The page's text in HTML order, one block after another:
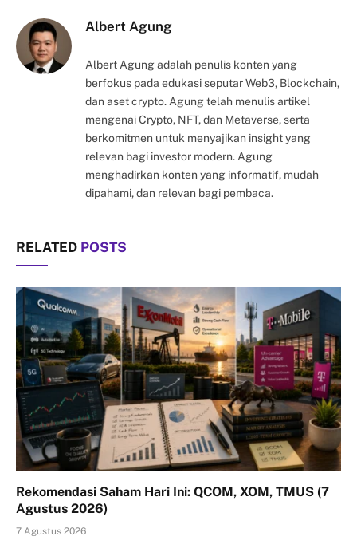
Albert Agung
Albert Agung adalah penulis konten yang
berfokus pada edukasi seputar Web3, Blockchain,
dan aset crypto. Agung telah menulis artikel
mengenai Crypto, NFT, dan Metaverse, serta
berkomitmen untuk menyajikan insight yang
relevan bagi investor modern. Agung
menghadirkan konten yang informatif, mudah
dipahami, dan relevan bagi pembaca.
RELATED POSTS
Rekomendasi Saham Hari Ini: QCOM, XOM, TMUS (7
Agustus 2026)
7 Agustus 2026